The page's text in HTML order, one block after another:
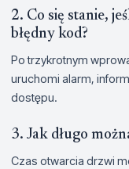
2. Co się stanie,
błędny kod?
Po trzykrotnym
uruchomi alarm,
dostępu.
3. Jak długo
Czas otwarcia drzwi